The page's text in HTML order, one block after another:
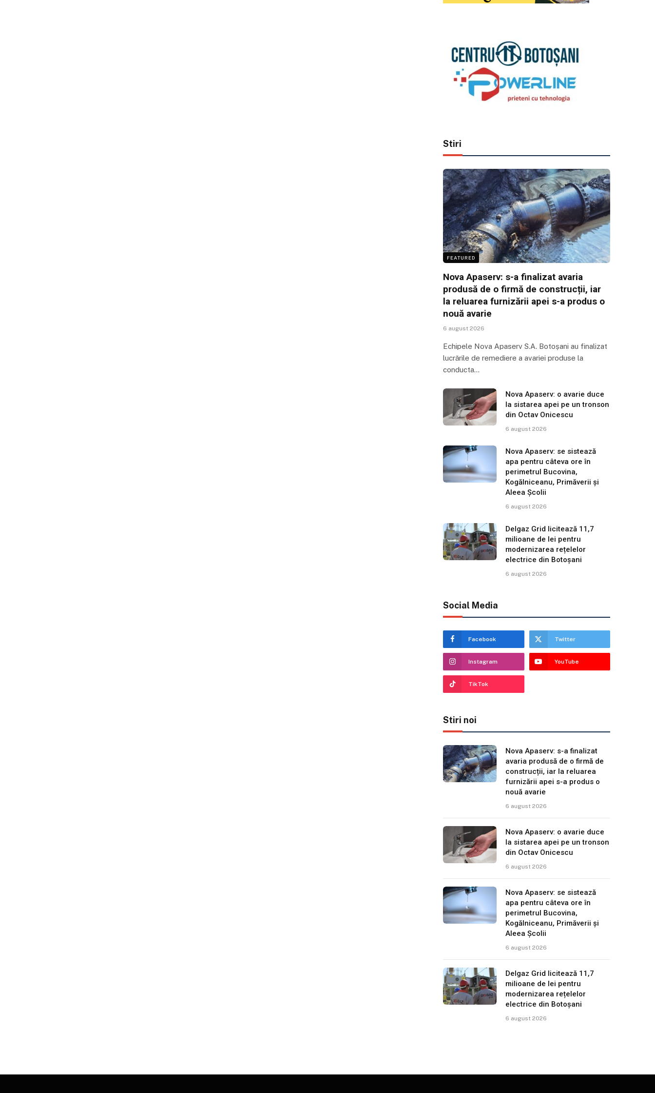
Stiri
FEATURED
Nova Apaserv: s-a finalizat avaria
produsă de o firmă de construcții, iar
la reluarea furnizării apei s-a produs o
nouă avarie
6 august 2026
Echipele Nova Apaserv S.A. Botoșani au finalizat
lucrările de remediere a avariei produse la
conducta…
Nova Apaserv: o avarie duce
la sistarea apei pe un tronson
din Octav Onicescu
6 august 2026
Nova Apaserv: se sistează
apa pentru câteva ore în
perimetrul Bucovina,
Kogălniceanu, Primăverii și
Aleea Școlii
6 august 2026
Delgaz Grid licitează 11,7
milioane de lei pentru
modernizarea rețelelor
electrice din Botoșani
6 august 2026
Social Media
Facebook Twitter
Instagram YouTube
TikTok
Stiri noi
Nova Apaserv: s-a finalizat
avaria produsă de o firmă de
construcții, iar la reluarea
furnizării apei s-a produs o
nouă avarie
6 august 2026
Nova Apaserv: o avarie duce
la sistarea apei pe un tronson
din Octav Onicescu
6 august 2026
Nova Apaserv: se sistează
apa pentru câteva ore în
perimetrul Bucovina,
Kogălniceanu, Primăverii și
Aleea Școlii
6 august 2026
Delgaz Grid licitează 11,7
milioane de lei pentru
modernizarea rețelelor
electrice din Botoșani
6 august 2026